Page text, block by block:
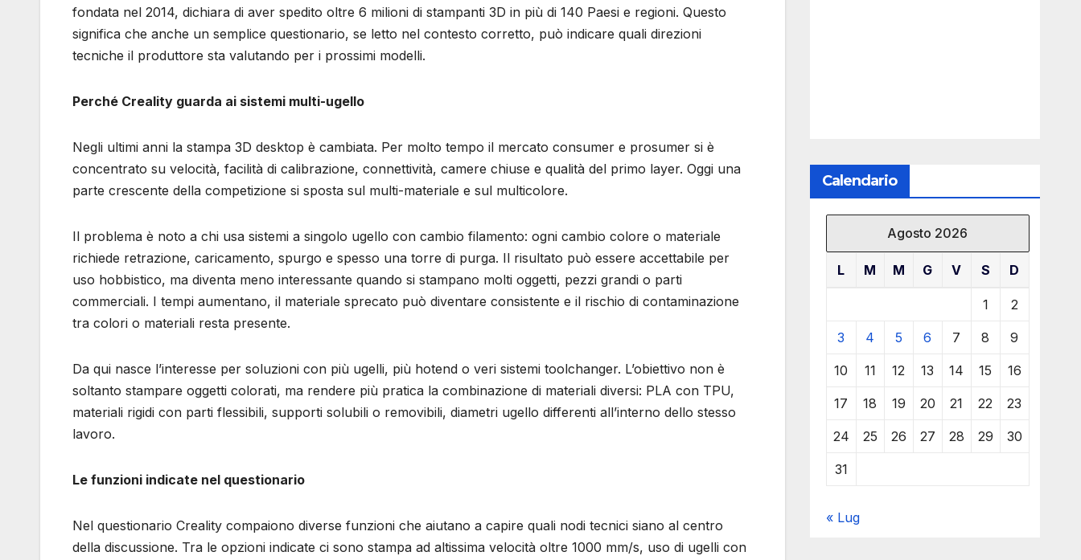
fondata nel 2014, dichiara di aver spedito oltre 6 milioni di stampanti 3D in più di 140 Paesi e regioni. Questo
significa che anche un semplice questionario, se letto nel contesto corretto, può indicare quali direzioni
tecniche il produttore sta valutando per i prossimi modelli.
Perché Creality guarda ai sistemi multi-ugello
Negli ultimi anni la stampa 3D desktop è cambiata. Per molto tempo il mercato consumer e prosumer si è
concentrato su velocità, facilità di calibrazione, connettività, camere chiuse e qualità del primo layer. Oggi una
parte crescente della competizione si sposta sul multi-materiale e sul multicolore.
Il problema è noto a chi usa sistemi a singolo ugello con cambio filamento: ogni cambio colore o materiale
richiede retrazione, caricamento, spurgo e spesso una torre di purga. Il risultato può essere accettabile per
uso hobbistico, ma diventa meno interessante quando si stampano molti oggetti, pezzi grandi o parti
commerciali. I tempi aumentano, il materiale sprecato può diventare consistente e il rischio di contaminazione
tra colori o materiali resta presente.
Da qui nasce l’interesse per soluzioni con più ugelli, più hotend o veri sistemi toolchanger. L’obiettivo non è
soltanto stampare oggetti colorati, ma rendere più pratica la combinazione di materiali diversi: PLA con TPU,
materiali rigidi con parti flessibili, supporti solubili o removibili, diametri ugello differenti all’interno dello stesso
lavoro.
Le funzioni indicate nel questionario
Nel questionario Creality compaiono diverse funzioni che aiutano a capire quali nodi tecnici siano al centro
della discussione. Tra le opzioni indicate ci sono stampa ad altissima velocità oltre 1000 mm/s, uso di ugelli con
Calendario
Agosto 2026
L M M G V S D
1 2
3 4 5 6 7 8 9
10 11 12 13 14 15 16
17 18 19 20 21 22 23
24 25 26 27 28 29 30
31
« Lug